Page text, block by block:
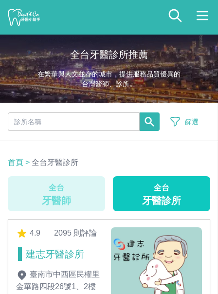
全台牙醫診所推薦
在繁華與人文並存的城市，提供服務品質優異的
台灣醫師、診所。
篩選
首頁 > 全台牙醫診所
全台
牙醫師
全台
牙醫診所
4.9 2095 則評論
建志牙醫診所
臺南市中西區民權里
金華路四段26號1、2樓